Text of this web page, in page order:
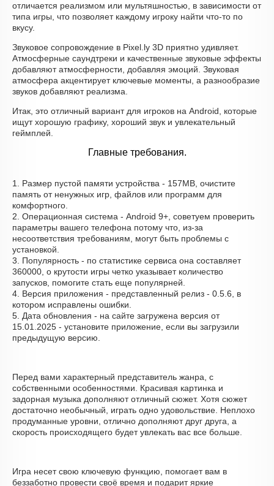
отличается реализмом или мультяшностью, в зависимости от
типа игры, что позволяет каждому игроку найти что-то по
вкусу.
Звуковое сопровождение в Pixel.ly 3D приятно удивляет.
Атмосферные саундтреки и качественные звуковые эффекты
добавляют атмосферности, добавляя эмоций. Звуковая
атмосфера акцентирует ключевые моменты, а разнообразие
звуков добавляют реализма.
Итак, это отличный вариант для игроков на Android, которые
ищут хорошую графику, хороший звук и увлекательный
геймплей.
Главные требования.
1. Размер пустой памяти устройства - 157MB, очистите
память от ненужных игр, файлов или программ для
комфортного.
2. Операционная система - Android 9+, советуем проверить
параметры вашего телефона потому что, из-за
несоответствия требованиям, могут быть проблемы с
установкой.
3. Популярность - по статистике сервиса она составляет
360000, о крутости игры четко указывает количество
запусков, помогите стать еще популярней.
4. Версия приложения - представленный релиз - 0.5.6, в
котором исправлены ошибки.
5. Дата обновления - на сайте загружена версия от
15.01.2025 - установите приложение, если вы загрузили
предыдущую версию.
Перед вами характерный представитель жанра, с
собственными особенностями. Красивая картинка и
задорная музыка дополняют отличный сюжет. Хотя сюжет
достаточно необычный, играть одно удовольствие. Неплохо
продуманные уровни, отлично дополняют друг друга, а
скорость происходящего будет увлекать вас все больше.
Игра несет свою ключевую функцию, помогает вам в
беззаботно провести своё время и подарит яркие